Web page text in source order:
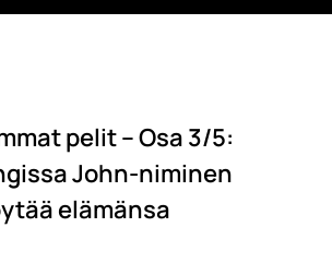
pelit – Osa 3/5:
John-niminen
elämänsa